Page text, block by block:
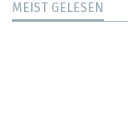
MEIST GELESEN